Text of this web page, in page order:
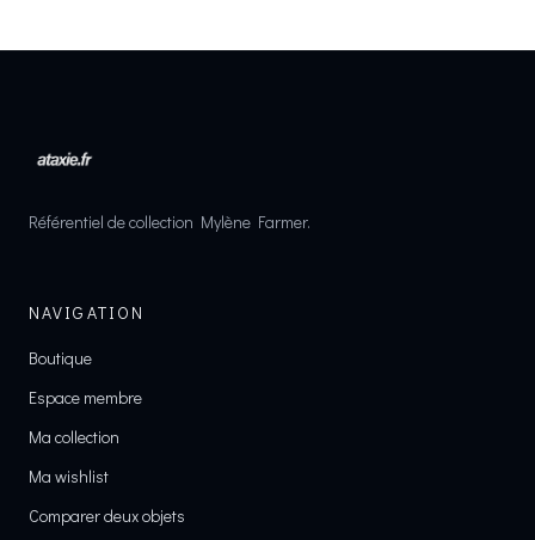
Référentiel de collection Mylène Farmer.
NAVIGATION
Boutique
Espace membre
Ma collection
Ma wishlist
Comparer deux objets